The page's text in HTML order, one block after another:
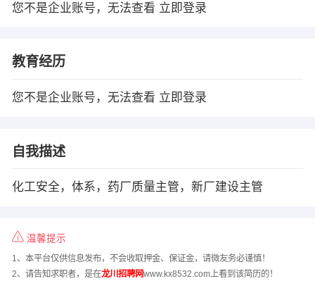
您不是企业账号，无法查看 立即登录
教育经历
您不是企业账号，无法查看 立即登录
自我描述
化工安全，体系，药厂质量主管，新厂建设主管
温馨提示
1、本平台仅供信息发布，不会收取押金、保证金，请微友务必谨慎！
2、请告知求职者，是在龙川招聘网www.kx8532.com上看到该简历的！